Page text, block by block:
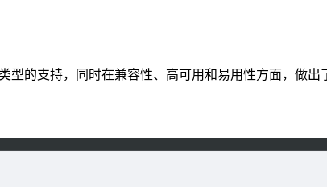
型的支持，同时在兼容性、高可用和易用性方面，做出